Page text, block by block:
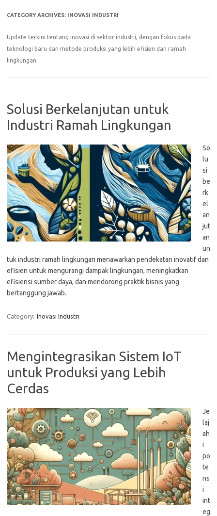
CATEGORY ARCHIVES: INOVASI INDUSTRI
Update terkini tentang inovasi di sektor industri, dengan fokus pada
teknologi baru dan metode produksi yang lebih efisien dan ramah
lingkungan.
Solusi Berkelanjutan untuk
Industri Ramah Lingkungan
So
lu
si
be
rk
el
an
jut
an
un
tuk industri ramah lingkungan menawarkan pendekatan inovatif dan
efisien untuk mengurangi dampak lingkungan, meningkatkan
efisiensi sumber daya, dan mendorong praktik bisnis yang
bertanggung jawab.
Category: Inovasi Industri
Mengintegrasikan Sistem IoT
untuk Produksi yang Lebih
Cerdas
Je
laj
ah
i
po
te
ns
i
int
eg